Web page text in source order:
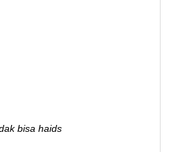
bisa haids